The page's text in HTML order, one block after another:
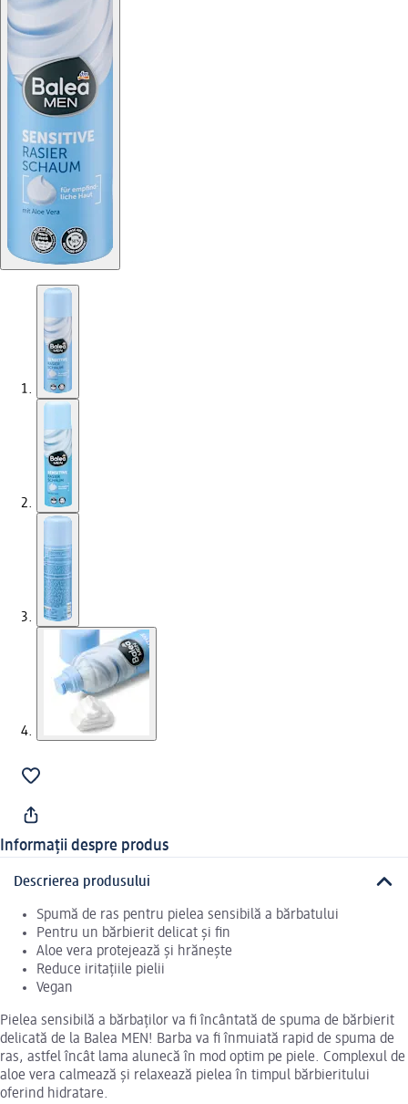
Informații despre produs
Descrierea produsului
Spumă de ras pentru pielea sensibilă a bărbatului
Pentru un bărbierit delicat și fin
Aloe vera protejează și hrănește
Reduce iritațiile pielii
Vegan
Pielea sensibilă a bărbaților va fi încântată de spuma de bărbierit
delicată de la Balea MEN! Barba va fi înmuiată rapid de spuma de
ras, astfel încât lama alunecă în mod optim pe piele. Complexul de
aloe vera calmează și relaxează pielea în timpul bărbieritului
oferind hidratare.